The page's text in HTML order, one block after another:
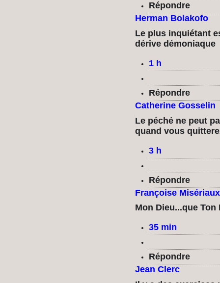
Répondre
Herman Bolakofo
Le plus inquiétant
dérive démoniaque
1 h
Répondre
Catherine Gosselin
Le péché ne peut
quand vous
3 h
Répondre
Françoise Misériaux
Mon Dieu...que Ton
35 min
Répondre
Jean Clerc